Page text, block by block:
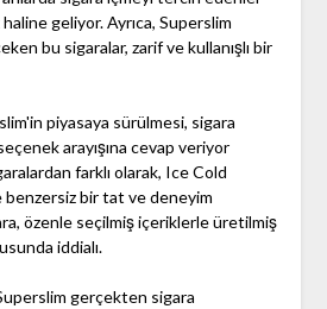
geliyor. Ayrıca, Superslim
bu sigaralar, zarif ve kullanışlı bir
piyasaya sürülmesi, sigara
arayışına cevap veriyor
farklı olarak, Ice Cold
bir tat ve deneyim
özenle seçilmiş içeriklerle üretilmiş
iddialı.
gerçekten sigara